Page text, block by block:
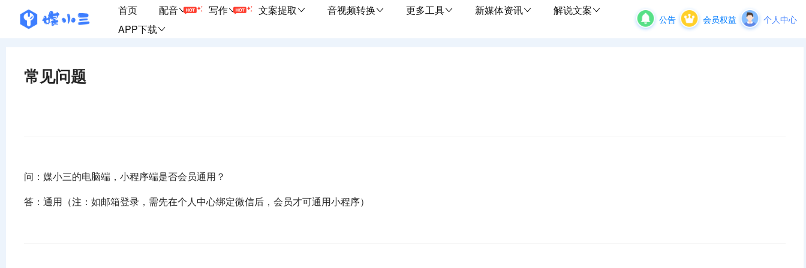
首页 配音 写作 文案提取 音视频转换 更多工具 新媒体资讯
解说文案
APP下载
公告 会员权益 个人中心
常见问题
问：媒小三的电脑端，小程序端是否会员通用？
答：通用（注：如邮箱登录，需先在个人中心绑定微信后，会员才可通用小程序）